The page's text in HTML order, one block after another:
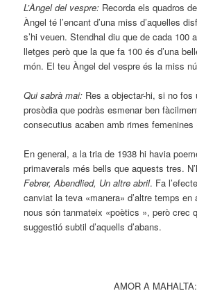
L’Àngel del vespre: Recorda els quadros
Àngel té l’encant d’una miss d’aquelles
s’hi veuen. Stendhal diu que de cada 100
lletges però que la que fa 100 és d’una
món. El teu Àngel del vespre és la miss
Qui sabrà mai: Res a objectar-hi, si no fos
prosòdia que podràs esmenar ben
consecutius acaben amb rimes femenines
En general, a la tria de 1938 hi havia
primaverals més bells que aquests tres.
Febrer, Abendlied, Un altre abril. Fa
canviat la teva «manera» d’altre temps en
nous són tanmateix «poètics », però crec
suggestió subtil d’aquells d’abans.
AMOR A MAHALTA: